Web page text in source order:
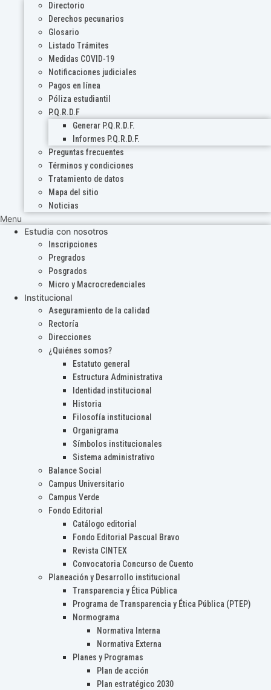
Directorio
Derechos pecunarios
Glosario
Listado Trámites
Medidas COVID-19
Notificaciones judiciales
Pagos en línea
Póliza estudiantil
P.Q.R.D.F
Generar P.Q.R.D.F.
Informes P.Q.R.D.F.
Preguntas frecuentes
Términos y condiciones
Tratamiento de datos
Mapa del sitio
Noticias
Menu
Estudia con nosotros
Inscripciones
Pregrados
Posgrados
Micro y Macrocredenciales
Institucional
Aseguramiento de la calidad
Rectoría
Direcciones
¿Quiénes somos?
Estatuto general
Estructura Administrativa
Identidad institucional
Historia
Filosofía institucional
Organigrama
Símbolos institucionales
Sistema administrativo
Balance Social
Campus Universitario
Campus Verde
Fondo Editorial
Catálogo editorial
Fondo Editorial Pascual Bravo
Revista CINTEX
Convocatoria Concurso de Cuento
Planeación y Desarrollo institucional
Transparencia y Ética Pública
Programa de Transparencia y Ética Pública (PTEP)
Normograma
Normativa Interna
Normativa Externa
Planes y Programas
Plan de acción
Plan estratégico 2030